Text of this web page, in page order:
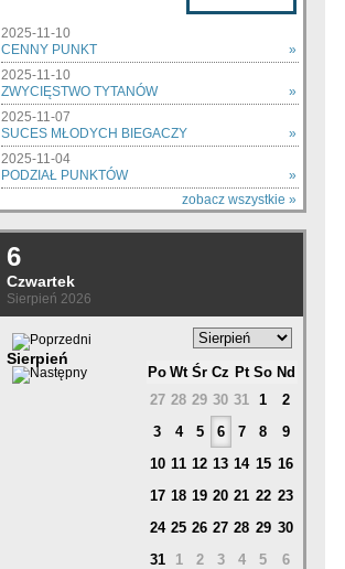
2025-11-10
CENNY PUNKT
»
2025-11-10
ZWYCIĘSTWO TYTANÓW
»
2025-11-07
SUCES MŁODYCH BIEGACZY
»
2025-11-04
PODZIAŁ PUNKTÓW
»
zobacz wszystkie »
6
Czwartek
Sierpień 2026
Sierpień
Po Wt Śr Cz Pt So Nd
27 28 29 30 31 1
2
3
4 5 6 7 8
9
10 11 12 13 14 15 16
17 18 19 20 21 22 23
24 25 26 27 28 29 30
31
1 2 3 4 5 6